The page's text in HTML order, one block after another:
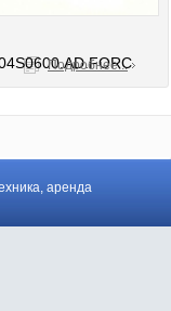
Подробнее...
аренда